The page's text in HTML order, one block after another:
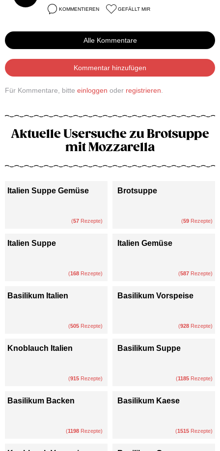
KOMMENTIEREN GEFÄLLT MIR
Alle Kommentare
Kommentar hinzufügen
Für Kommentare, bitte einloggen oder registrieren
Aktuelle Usersuche zu Brotsuppe
mit Mozzarella
Italien Suppe Gemüse
(57 Rezepte)
Brotsuppe
(59 Rezepte)
Italien Suppe
(168 Rezepte)
Italien Gemüse
(587 Rezepte)
Basilikum Italien
(505 Rezepte)
Basilikum Vorspeise
(928 Rezepte)
Knoblauch Italien
(915 Rezepte)
Basilikum Suppe
(1185 Rezepte)
Basilikum Backen
(1198 Rezepte)
Basilikum Kaese
(1515 Rezepte)